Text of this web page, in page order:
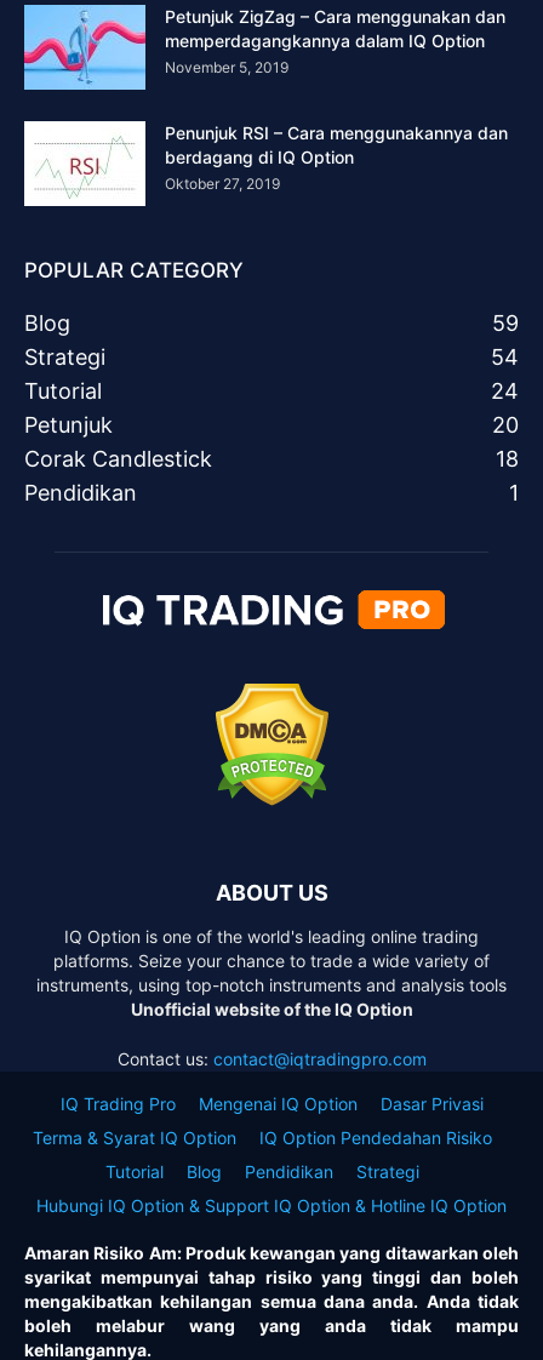
Petunjuk ZigZag – Cara menggunakan dan
memperdagangkannya dalam IQ Option
November 5, 2019
Penunjuk RSI – Cara menggunakannya dan
berdagang di IQ Option
Oktober 27, 2019
POPULAR CATEGORY
Blog
59
Strategi
54
Tutorial
24
Petunjuk
20
Corak Candlestick
18
Pendidikan
1
ABOUT US
IQ Option is one of the world's leading online trading
platforms. Seize your chance to trade a wide variety of
instruments, using top-notch instruments and analysis tools
Unofficial website of the IQ Option
Contact us: contact@iqtradingpro.com
IQ Trading Pro Mengenai IQ Option
Dasar Privasi
Terma & Syarat IQ Option
IQ Option Pendedahan Risiko
Tutorial
Blog Pendidikan
Strategi
Hubungi IQ Option & Support IQ Option & Hotline IQ Option
Amaran Risiko Am: Produk kewangan yang ditawarkan oleh
syarikat mempunyai tahap risiko yang tinggi dan boleh
mengakibatkan kehilangan semua dana anda. Anda tidak
boleh melabur wang yang anda tidak mampu
kehilangannya.